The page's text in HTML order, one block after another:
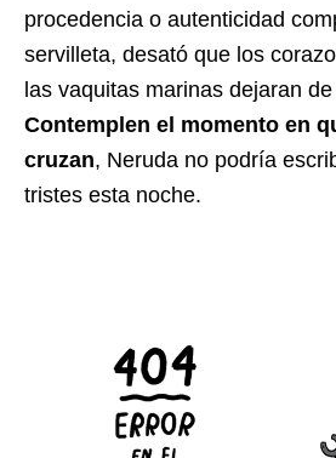
procedencia o autenticidad
servilleta, desató que los
las vaquitas marinas dejaran
Contemplen el momento en
cruzan, Neruda no podría
tristes esta noche.